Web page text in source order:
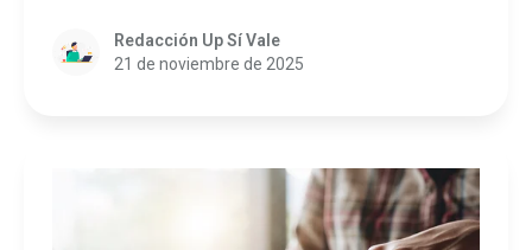
Redacción Up Sí Vale
21 de noviembre de 2025